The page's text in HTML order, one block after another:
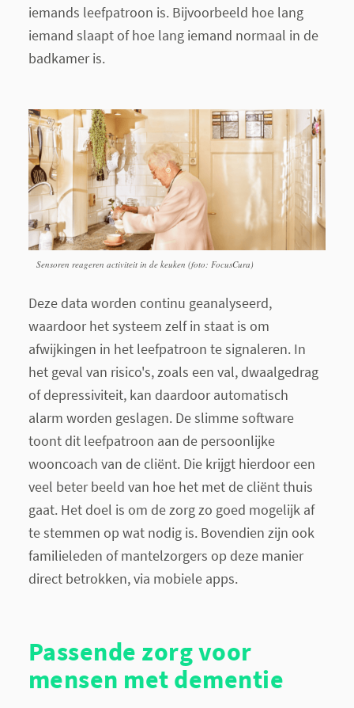
iemands leefpatroon is. Bijvoorbeeld hoe lang
iemand slaapt of hoe lang iemand normaal in de
badkamer is.
Sensoren reageren activiteit in de keuken (foto: FocusCura)
Deze data worden continu geanalyseerd,
waardoor het systeem zelf in staat is om
afwijkingen in het leefpatroon te signaleren. In
het geval van risico's, zoals een val, dwaalgedrag
of depressiviteit, kan daardoor automatisch
alarm worden geslagen. De slimme software
toont dit leefpatroon aan de persoonlijke
wooncoach van de cliënt. Die krijgt hierdoor een
veel beter beeld van hoe het met de cliënt thuis
gaat. Het doel is om de zorg zo goed mogelijk af
te stemmen op wat nodig is. Bovendien zijn ook
familieleden of mantelzorgers op deze manier
direct betrokken, via mobiele apps.
Passende zorg voor
mensen met dementie